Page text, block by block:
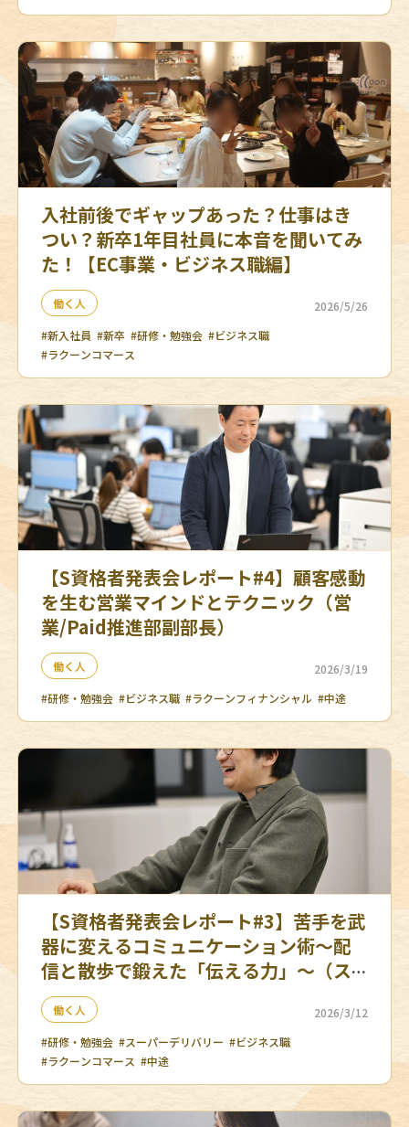
入社前後でギャップあった？仕事はき
つい？新卒1年目社員に本音を聞いてみ
た！【EC事業・ビジネス職編】
働く人
2026/5/26
#新入社員 #新卒 #研修・勉強会 #ビジネス職
#ラクーンコマース
【S資格者発表会レポート#4】顧客感動
を生む営業マインドとテクニック（営
業/Paid推進部副部長）
働く人
2026/3/19
#研修・勉強会 #ビジネス職 #ラクーンフィナンシャル #中途
【S資格者発表会レポート#3】苦手を武
器に変えるコミュニケーション術～配
信と散歩で鍛えた「伝える力」～（ス
ーパーデリバリーセラーマネジメント
部コンサルチーム）
働く人
2026/3/12
#研修・勉強会 #スーパーデリバリー #ビジネス職
#ラクーンコマース #中途